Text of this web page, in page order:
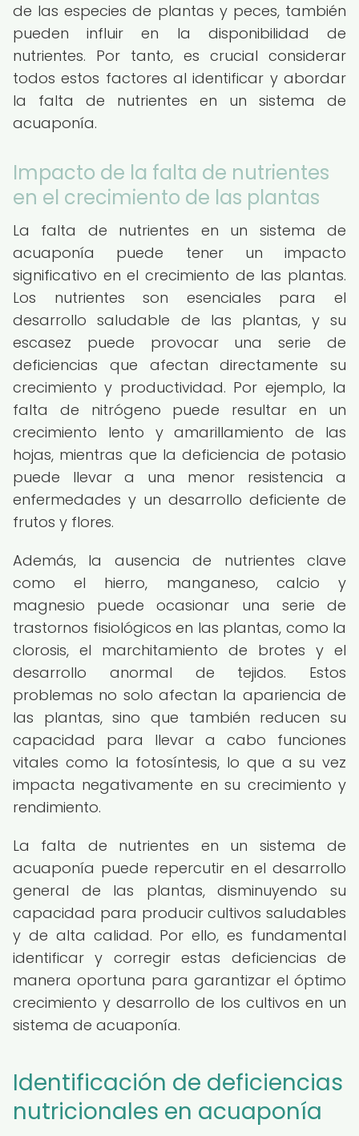
de las especies de plantas y peces, también
pueden influir en la disponibilidad de
nutrientes. Por tanto, es crucial considerar
todos estos factores al identificar y abordar
la falta de nutrientes en un sistema de
acuaponía.
Impacto de la falta de nutrientes
en el crecimiento de las plantas
La falta de nutrientes en un sistema de
acuaponía puede tener un impacto
significativo en el crecimiento de las plantas.
Los nutrientes son esenciales para el
desarrollo saludable de las plantas, y su
escasez puede provocar una serie de
deficiencias que afectan directamente su
crecimiento y productividad. Por ejemplo, la
falta de nitrógeno puede resultar en un
crecimiento lento y amarillamiento de las
hojas, mientras que la deficiencia de potasio
puede llevar a una menor resistencia a
enfermedades y un desarrollo deficiente de
frutos y flores.
Además, la ausencia de nutrientes clave
como el hierro, manganeso, calcio y
magnesio puede ocasionar una serie de
trastornos fisiológicos en las plantas, como la
clorosis, el marchitamiento de brotes y el
desarrollo anormal de tejidos. Estos
problemas no solo afectan la apariencia de
las plantas, sino que también reducen su
capacidad para llevar a cabo funciones
vitales como la fotosíntesis, lo que a su vez
impacta negativamente en su crecimiento y
rendimiento.
La falta de nutrientes en un sistema de
acuaponía puede repercutir en el desarrollo
general de las plantas, disminuyendo su
capacidad para producir cultivos saludables
y de alta calidad. Por ello, es fundamental
identificar y corregir estas deficiencias de
manera oportuna para garantizar el óptimo
crecimiento y desarrollo de los cultivos en un
sistema de acuaponía.
Identificación de deficiencias
nutricionales en acuaponía